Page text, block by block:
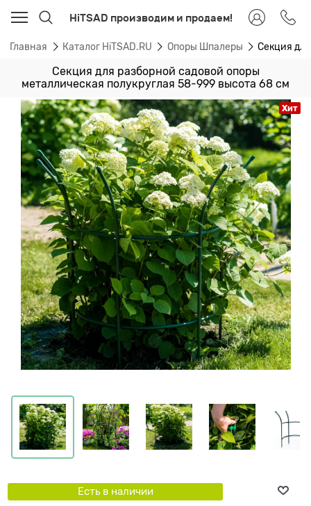
HiTSAD производим и продаем!
Главная Каталог HiTSAD.RU Опоры Шпалеры Секция
Секция для разборной садовой опоры
металлическая полукруглая 58-999 высота 68 см
Хит
Есть в наличии